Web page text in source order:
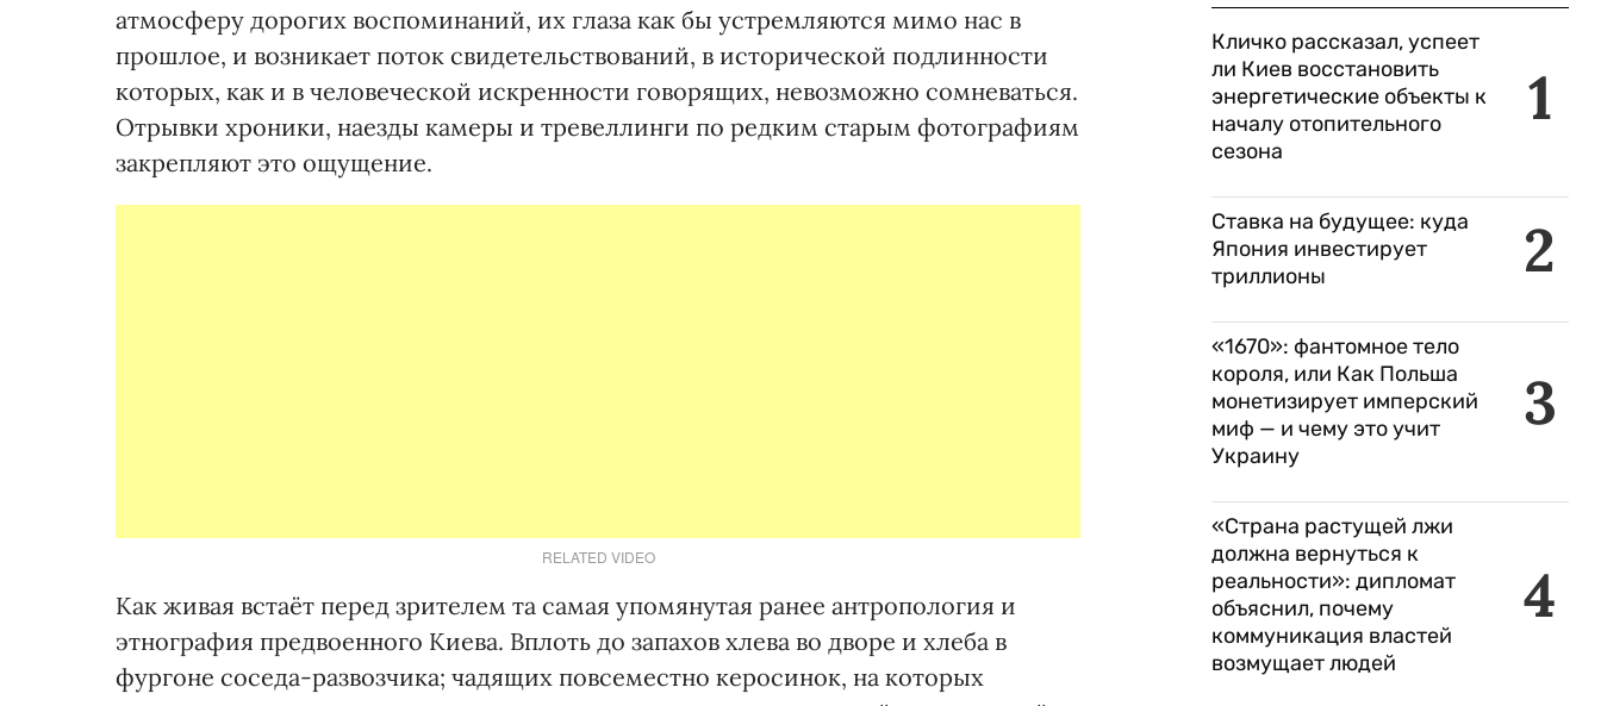
атмосферу дорогих воспоминаний, их глаза как бы устремляются мимо нас в
прошлое, и возникает поток свидетельствований, в исторической подлинности
которых, как и в человеческой искренности говорящих, невозможно сомневаться.
Отрывки хроники, наезды камеры и тревеллинги по редким старым фотографиям
закрепляют это ощущение.
RELATED VIDEO
Как живая встаёт перед зрителем та самая упомянутая ранее антропология и
этнография предвоенного Киева. Вплоть до запахов хлева во дворе и хлеба в
фургоне соседа-развозчика; чадящих повсеместно керосинок, на которых
1
Кличко рассказал, успеет
ли Киев восстановить
энергетические объекты к
началу отопительного
сезона
2
Ставка на будущее: куда
Япония инвестирует
триллионы
3
«1670»: фантомное тело
короля, или Как Польша
монетизирует имперский
миф — и чему это учит
Украину
4
«Страна растущей лжи
должна вернуться к
реальности»: дипломат
объяснил, почему
коммуникация властей
возмущает людей